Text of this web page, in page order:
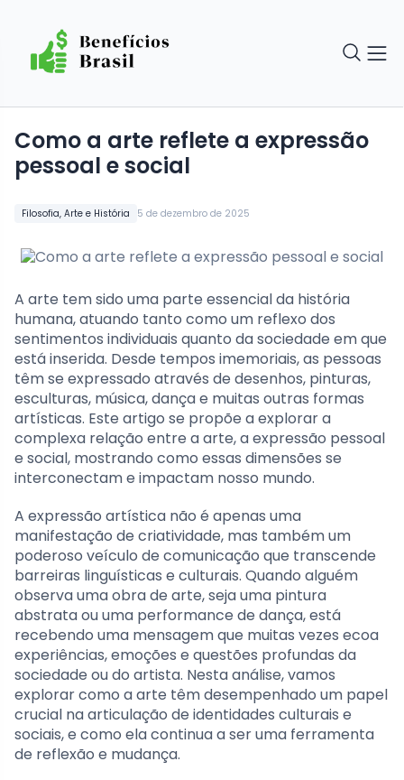
Filosofia, Arte e História 5 de dezembro de 2025
Como a arte reflete a expressão
pessoal e social
A arte tem sido uma parte essencial da história
humana, atuando tanto como um reflexo dos
sentimentos individuais quanto da sociedade em que
está inserida. Desde tempos imemoriais, as pessoas
têm se expressado através de desenhos, pinturas,
esculturas, música, dança e muitas outras formas
artísticas. Este artigo se propõe a explorar a
complexa relação entre a arte, a expressão pessoal
e social, mostrando como essas dimensões se
interconectam e impactam nosso mundo.
A expressão artística não é apenas uma
manifestação de criatividade, mas também um
poderoso veículo de comunicação que transcende
barreiras linguísticas e culturais. Quando alguém
observa uma obra de arte, seja uma pintura
abstrata ou uma performance de dança, está
recebendo uma mensagem que muitas vezes ecoa
experiências, emoções e questões profundas da
sociedade ou do artista. Nesta análise, vamos
explorar como a arte têm desempenhado um papel
crucial na articulação de identidades culturais e
sociais, e como ela continua a ser uma ferramenta
de reflexão e mudança.